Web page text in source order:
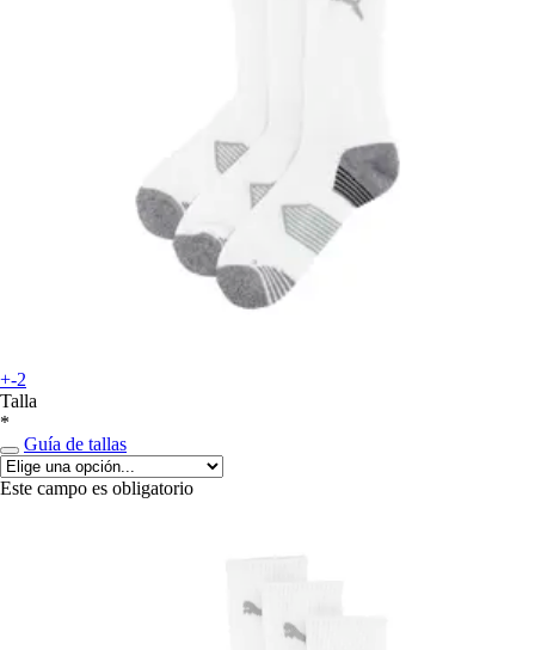
+-2
Talla
*
Guía de tallas
Este campo es obligatorio